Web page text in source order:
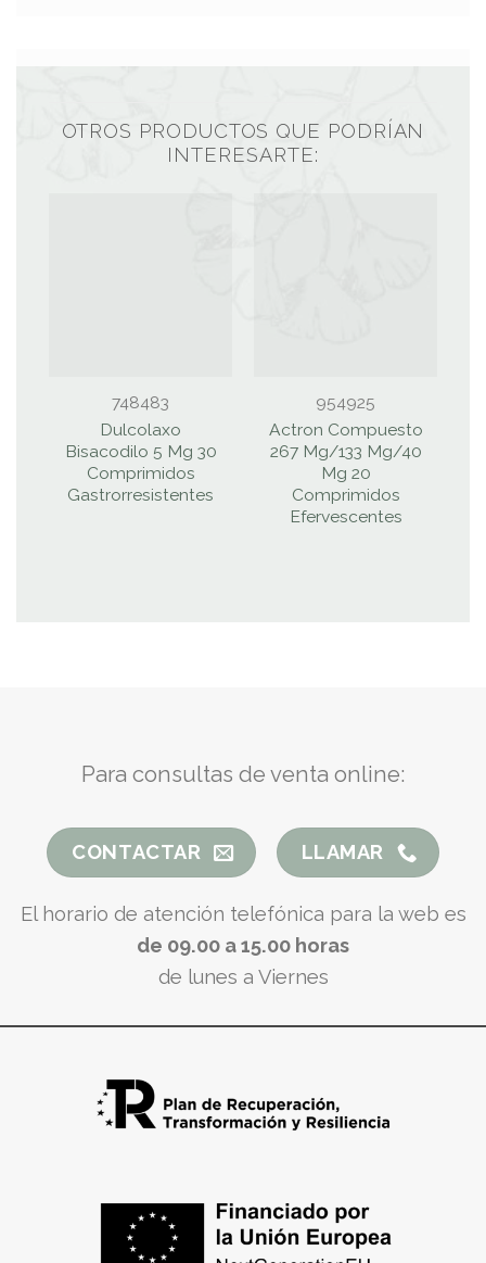
OTROS PRODUCTOS QUE PODRÍAN
INTERESARTE:
748483
Dulcolaxo
Bisacodilo 5 Mg 30
Comprimidos
Gastrorresistentes
954925
Actron Compuesto
267 Mg/133 Mg/40
Mg 20
Comprimidos
Efervescentes
Para consultas de venta online:
CONTACTAR LLAMAR
El horario de atención telefónica para la web es
de 09.00 a 15.00 horas
de lunes a Viernes